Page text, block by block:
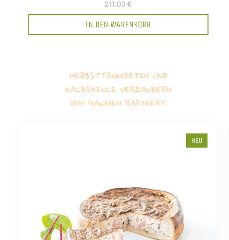
211,00 €
IN DEN WARENKORB
HERBSTTROMPETEN UND
KALBSKEULE VERZAUBERN
DEN GAUMEN RAFINIERT
NEU